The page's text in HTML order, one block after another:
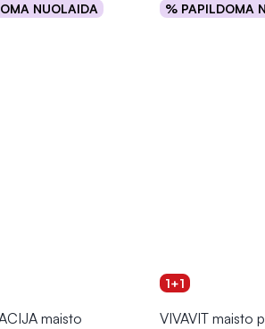
NUOLAIDA % PAPILDOMA
Į krepšelį
maisto
1+1
VIVAVIT maisto